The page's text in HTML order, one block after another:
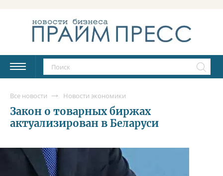
Все новости Новости экономики
Закон о товарных биржах
актуализирован в Беларуси